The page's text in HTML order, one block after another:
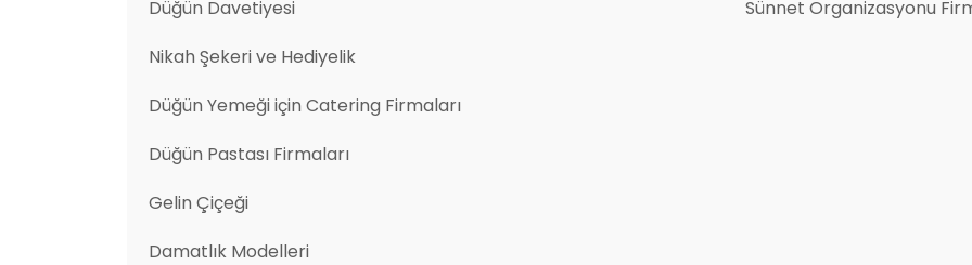
Düğün Davetiyesi
Nikah Şekeri ve Hediyelik
Düğün Yemeği için Catering Firmaları
Düğün Pastası Firmaları
Gelin Çiçeği
Damatlık Modelleri
Sünnet Organizasyonu